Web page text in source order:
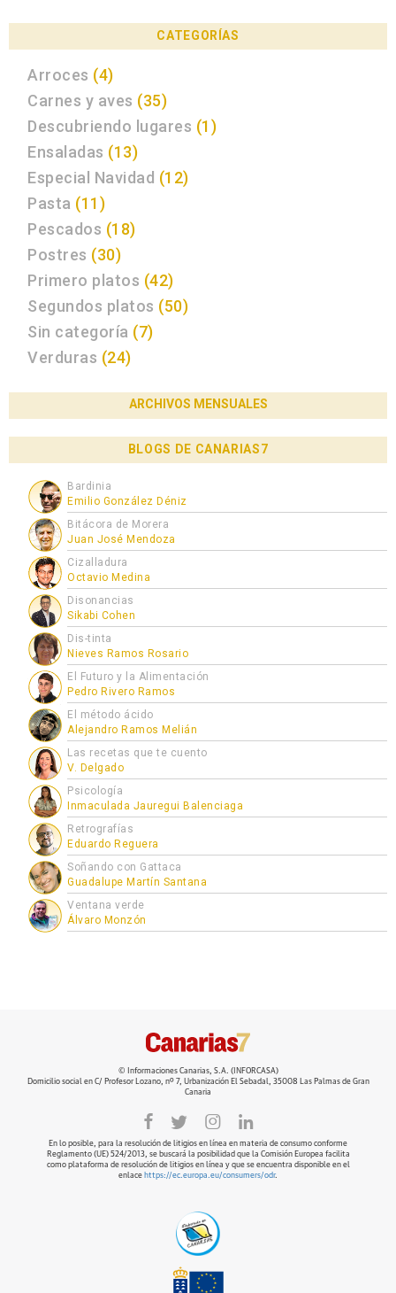
CATEGORÍAS
Arroces (4)
Carnes y aves (35)
Descubriendo lugares (1)
Ensaladas (13)
Especial Navidad (12)
Pasta (11)
Pescados (18)
Postres (30)
Primero platos (42)
Segundos platos (50)
Sin categoría (7)
Verduras (24)
ARCHIVOS MENSUALES
BLOGS DE CANARIAS7
Bardinia
Emilio González Déniz
Bitácora de Morera
Juan José Mendoza
Cizalladura
Octavio Medina
Disonancias
Sikabi Cohen
Dis-tinta
Nieves Ramos Rosario
El Futuro y la Alimentación
Pedro Rivero Ramos
El método ácido
Alejandro Ramos Melián
Las recetas que te cuento
V. Delgado
Psicología
Inmaculada Jauregui Balenciaga
Retrografías
Eduardo Reguera
Soñando con Gattaca
Guadalupe Martín Santana
Ventana verde
Álvaro Monzón
© Informaciones Canarias, S.A. (INFORCASA)
Domicilio social en C/ Profesor Lozano, nº 7, Urbanización El Sebadal, 35008 Las Palmas de Gran
Canaria
En lo posible, para la resolución de litigios en línea en materia de consumo conforme
Reglamento (UE) 524/2013, se buscará la posibilidad que la Comisión Europea facilita
como plataforma de resolución de litigios en línea y que se encuentra disponible en el
enlace https://ec.europa.eu/consumers/odr.